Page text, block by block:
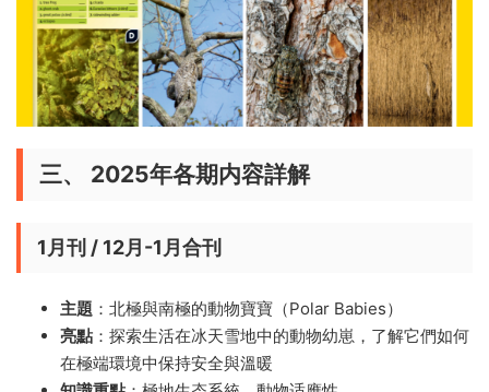
三、 2025年各期内容詳解
1月刊 / 12月-1月合刊
主題 ：北極與南極的動物寶寶（Polar Babies）
亮點 ：探索生活在冰天雪地中的動物幼崽，了解它們如何
在極端環境中保持安全與溫暖